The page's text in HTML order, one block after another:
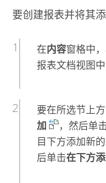
要创建报表并将其
在内容窗格中
报表文档视图中
要在所选节上
加
，然后单
目下方添加新
后单击在下方